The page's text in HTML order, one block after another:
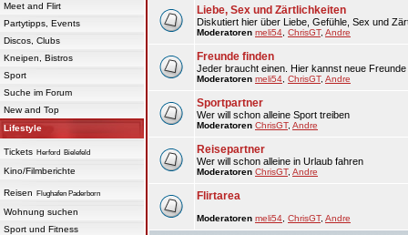
Meet and Flirt
Partytipps, Events
Discos, Clubs
Kneipen, Bistros
Sport
Suche im Forum
New and Top
Lifestyle
Tickets Herford Bielefeld
Kino/Filmberichte
Reisen Flughafen Paderborn
Wohnung suchen
Sport und Fitness
Liebe, Sex und Zärtlichkeiten
Diskutiert hier über Liebe, Gefühle, Sex und
Moderatoren meli54 ChrisGT, Andre
Freunde finden
Jeder braucht einen. Hier kannst neue Freunde
Moderatoren meli54 ChrisGT, Andre
Sportpartner
Wer will schon alleine Sport treiben
Moderatoren ChrisGT, Andre
Reisepartner
Wer will schon alleine in Urlaub fahren
Moderatoren ChrisGT, Andre
Flirtarea
Moderatoren meli54 ChrisGT, Andre